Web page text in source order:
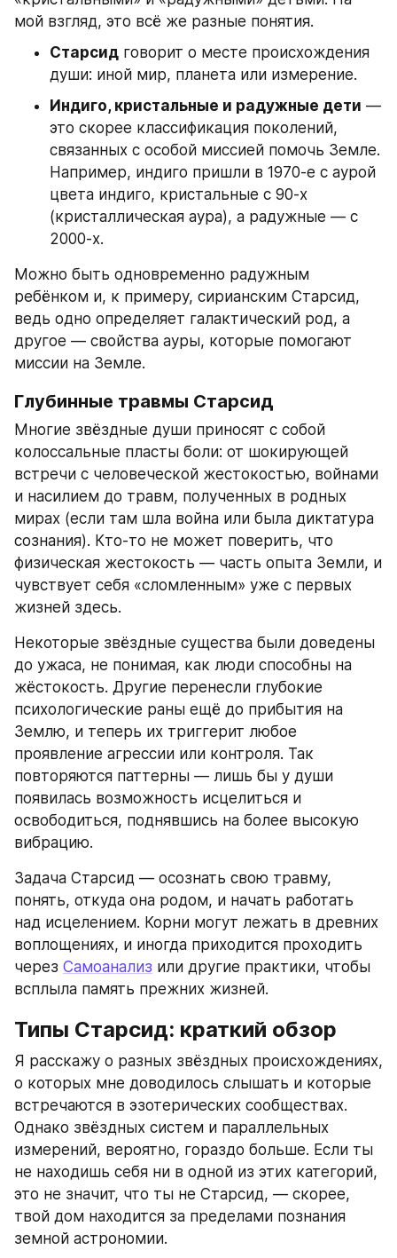
мой взгляд, это всё же разные понятия.
Старсид говорит о месте происхождения
души: иной мир, планета или измерение.
Индиго, кристальные и радужные дети —
это скорее классификация поколений,
связанных с особой миссией помочь Земле.
Например, индиго пришли в 1970-е с аурой
цвета индиго, кристальные с 90-х
(кристаллическая аура), а радужные — с
2000-х.
Можно быть одновременно радужным
ребёнком и, к примеру, сирианским Старсид,
ведь одно определяет галактический род, а
другое — свойства ауры, которые помогают
миссии на Земле.
Глубинные травмы Старсид
Многие звёздные души приносят с собой
колоссальные пласты боли: от шокирующей
встречи с человеческой жестокостью, войнами
и насилием до травм, полученных в родных
мирах (если там шла война или была диктатура
сознания). Кто-то не может поверить, что
физическая жестокость — часть опыта Земли, и
чувствует себя «сломленным» уже с первых
жизней здесь.
Некоторые звёздные существа были доведены
до ужаса, не понимая, как люди способны на
жёстокость. Другие перенесли глубокие
психологические раны ещё до прибытия на
Землю, и теперь их триггерит любое
проявление агрессии или контроля. Так
повторяются паттерны — лишь бы у души
появилась возможность исцелиться и
освободиться, поднявшись на более высокую
вибрацию.
Задача Старсид — осознать свою травму,
понять, откуда она родом, и начать работать
над исцелением. Корни могут лежать в древних
воплощениях, и иногда приходится проходить
через Самоанализ или другие практики, чтобы
всплыла память прежних жизней.
Типы Старсид: краткий обзор
Я расскажу о разных звёздных происхождениях,
о которых мне доводилось слышать и которые
встречаются в эзотерических сообществах.
Однако звёздных систем и параллельных
измерений, вероятно, гораздо больше. Если ты
не находишь себя ни в одной из этих категорий,
это не значит, что ты не Старсид, — скорее,
твой дом находится за пределами познания
земной астрономии.